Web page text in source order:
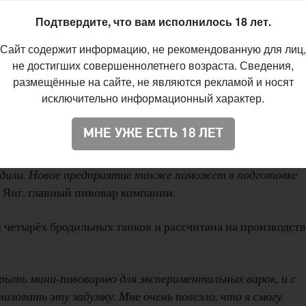
Фото:Beer Today
тестирования различного нового сырья — солода,
проверить новое оборудование и сварить те стили
Новое предприятие также поможет в подготовке
главный пивовар компании.
бродильных танков и рассчитана на
мини-пивоварню для экспериментальных варок, и с
эту задумку. Мне очень повезло, что я смогу
Подтвердите, что вам исполнилось 18 лет.
Сайт содержит информацию, не рекомендованную для лиц,
не достигших совершеннолетнего возраста. Сведения,
размещённые на сайте, не являются рекламой и носят
исключительно информационный характер.
МНЕ УЖЕ ЕСТЬ 18 ЛЕТ